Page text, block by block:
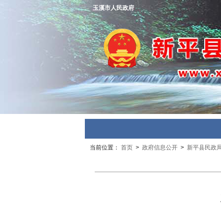
玉溪市人民政府
当前位置： 首页 > 政府信息公开 > 新平县民政